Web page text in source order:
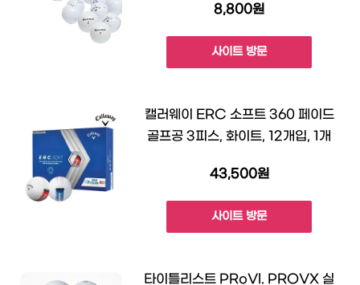
8,800원
사이트 방문
캘러웨이 ERC 소프트 360 페이드
골프공 3피스, 화이트, 12개입, 1개
43,500원
사이트 방문
타이틀리스트 PRoVl. PROVX 실